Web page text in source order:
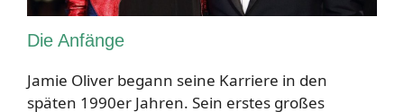
Die Anfänge
Jamie Oliver begann seine Karriere in den
späten 1990er Jahren. Sein erstes großes